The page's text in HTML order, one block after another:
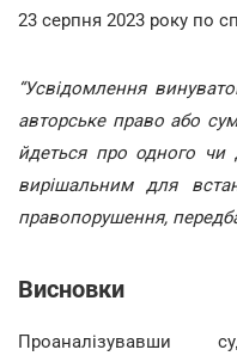
23 серпня 2023 року по
“Усвідомлення
авторське право або
йдеться про одного чи
вирішальним для
правопорушення,
Висновки
Проаналізувавши